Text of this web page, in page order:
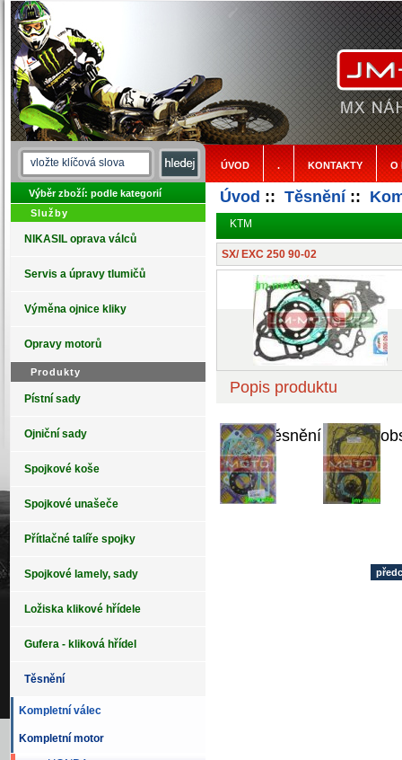
ÚVOD . KONTAKTY O
Výběr zboží: podle kategorií
Služby
NIKASIL oprava válců
Servis a úpravy tlumičů
Výměna ojnice kliky
Opravy motorů
Produkty
Pístní sady
Ojniční sady
Spojkové koše
Spojkové unašeče
Přítlačné talíře spojky
Spojkové lamely, sady
Ložiska klikové hřídele
Gufera - kliková hřídel
Těsnění
Kompletní válec
Kompletní motor
Úvod :: Těsnění::
KTM
SX/ EXC 250 90-02
Popis produktu
Sada těsnění motoru